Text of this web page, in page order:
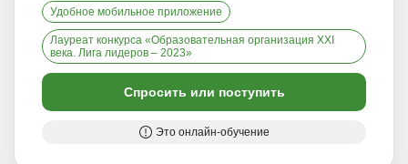
Удобное мобильное приложение
Лауреат конкурса «Образовательная организация XXI
века. Лига лидеров – 2023»
Спросить или поступить
Это онлайн-обучение